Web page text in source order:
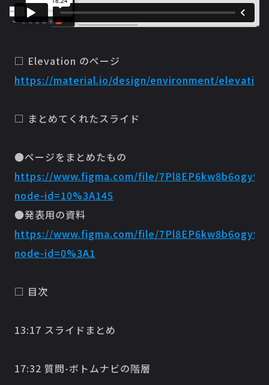
□ Elevation のページ
https://material.io/design/environment/
□ まとめてくれたスライド
●ページをまとめたもの
https://www.figma.com/file/
node-id=10%3A145
●発表用の資料
https://www.figma.com/file/
node-id=0%3A1
□ 目次
13:17 スライドまとめ
17:32 質問-ボトムナビの階層